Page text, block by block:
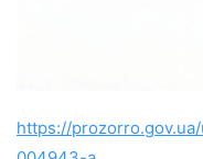
https://